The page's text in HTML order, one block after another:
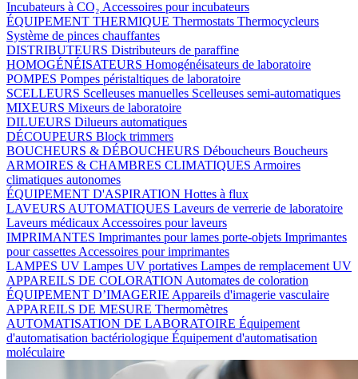
Incubateurs à CO₂ Accessoires pour incubateurs
ÉQUIPEMENT THERMIQUE Thermostats Thermocycleurs
Système de pinces chauffantes
DISTRIBUTEURS Distributeurs de paraffine
HOMOGÉNÉISATEURS Homogénéisateurs de laboratoire
POMPES Pompes péristaltiques de laboratoire
SCELLEURS Scelleuses manuelles Scelleuses semi-automatiques
MIXEURS Mixeurs de laboratoire
DILUEURS Dilueurs automatiques
DÉCOUPEURS Block trimmers
BOUCHEURS & DÉBOUCHEURS Déboucheurs Boucheurs
ARMOIRES & CHAMBRES CLIMATIQUES Armoires
climatiques autonomes
ÉQUIPEMENT D'ASPIRATION Hottes à flux
LAVEURS AUTOMATIQUES Laveurs de verrerie de laboratoire
Laveurs médicaux Accessoires pour laveurs
IMPRIMANTES Imprimantes pour lames porte-objets Imprimantes
pour cassettes Accessoires pour imprimantes
LAMPES UV Lampes UV portatives Lampes de remplacement UV
APPAREILS DE COLORATION Automates de coloration
ÉQUIPEMENT D’IMAGERIE Appareils d'imagerie vasculaire
APPAREILS DE MESURE Thermomètres
AUTOMATISATION DE LABORATOIRE Équipement
d'automatisation bactériologique Équipement d'automatisation
moléculaire